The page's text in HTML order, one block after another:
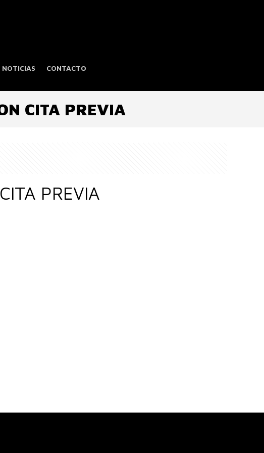
NOTICIAS CONTACTO
CITA PREVIA
PREVIA